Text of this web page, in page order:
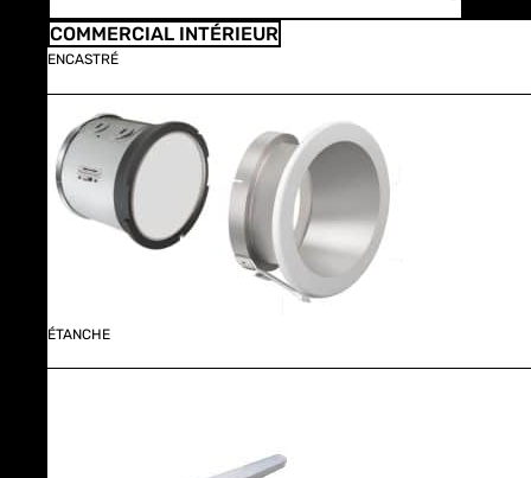
COMMERCIAL INTÉRIEUR
ENCASTRÉ
ÉTANCHE